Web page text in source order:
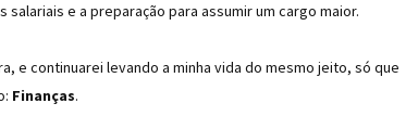
e a preparação para assumir um cargo maior.
e continuarei levando a minha vida do mesmo jeito, só que
Finanças.